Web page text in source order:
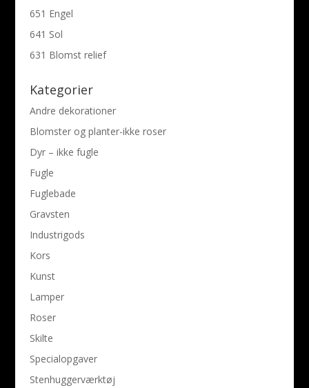
651 Engel
641 Sol
631 Blomst relief
Kategorier
Andre dekorationer
Blomster og planter-ikke roser
Dyr – ikke fugle
Fugle
Fuglebade
Gravsten
Industrigods
Kors
Kunst
Lamper
Roser
Skilte
Specialopgaver
Stenhuggerværktøj